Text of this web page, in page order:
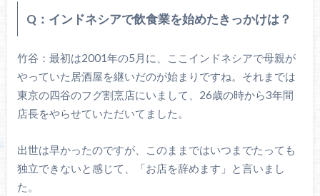
Q：インドネシアで飲食業を始めたきっかけは？
竹谷：最初は2001年の5月に、ここインドネシアで母親が
やっていた居酒屋を継いだのが始まりですね。それまでは
東京の四谷のフグ割烹店にいまして、26歳の時から3年間
店長をやらせていただいてました。
出世は早かったのですが、このままではいつまでたっても
独立できないと感じて、「お店を辞めます」と言いまし
た。